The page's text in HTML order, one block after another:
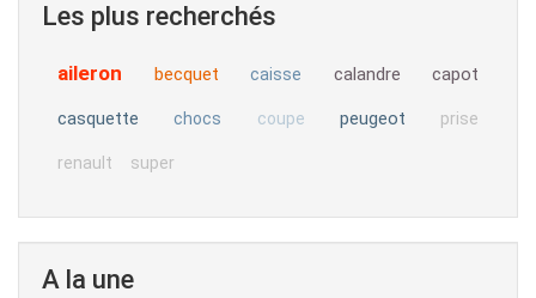
Les plus recherchés
aileron becquet caisse calandre capot
casquette chocs coupe peugeot prise
renault super
A la une